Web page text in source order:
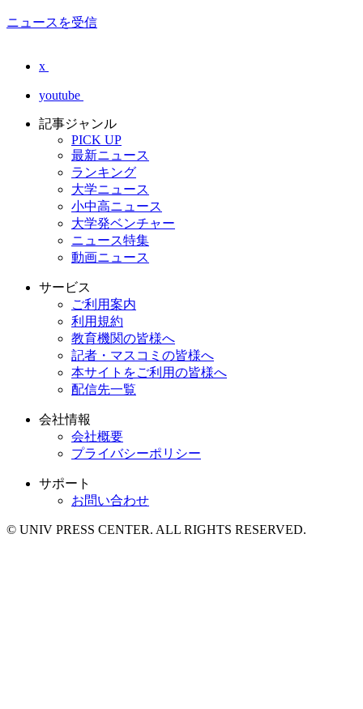
ニュースを受信
x
youtube
記事ジャンル
PICK UP
最新ニュース
ランキング
大学ニュース
小中高ニュース
大学発ベンチャー
ニュース特集
動画ニュース
サービス
ご利用案内
利用規約
教育機関の皆様へ
記者・マスコミの皆様へ
本サイトをご利用の皆様へ
配信先一覧
会社情報
会社概要
プライバシーポリシー
サポート
お問い合わせ
© UNIV PRESS CENTER. ALL RIGHTS RESERVED.